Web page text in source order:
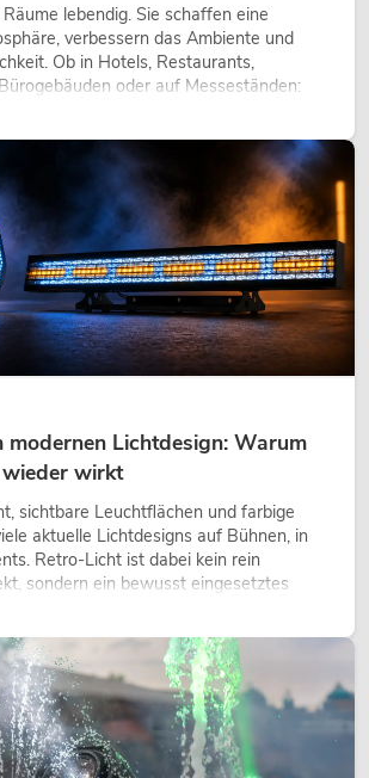
lebendig. Sie schaffen eine
verbessern das Ambiente und
Ob in Hotels, Restaurants,
oder auf Messeständen:
gehört heute längst zum
modernen Lichtdesign: Warum
wirkt
sichtbare Leuchtflächen und farbige
aktuelle Lichtdesigns auf Bühnen, in
Retro-Licht ist dabei kein rein
sondern ein bewusst eingesetztes
schafft Atmosphäre, gibt Szenen